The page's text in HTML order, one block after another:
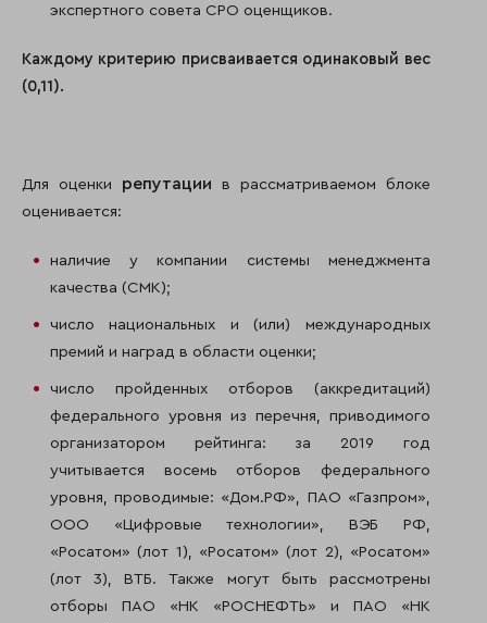
экспертного совета СРО оценщиков.
Каждому критерию присваивается одинаковый вес
(0,11).
Для оценки репутации в рассматриваемом блоке
оценивается:
наличие у компании системы менеджмента
качества (СМК);
число национальных и (или) международных
премий и наград в области оценки;
число пройденных отборов (аккредитаций)
федерального уровня из перечня, приводимого
организатором рейтинга: за 2019 год
учитывается восемь отборов федерального
уровня, проводимые: «Дом.РФ», ПАО «Газпром»,
ООО «Цифровые технологии», ВЭБ РФ,
«Росатом» (лот 1), «Росатом» (лот 2), «Росатом»
(лот 3), ВТБ. Также могут быть рассмотрены
отборы ПАО «НК «РОСНЕФТЬ» и ПАО «НК